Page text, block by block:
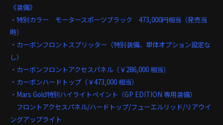
《装備》
・特別カラー モータースポーツブラック 473,000円相当（発売当
時）
・カーボンフロントスプリッター（特別装備、単体オプション設定な
し）
・カーボンフロントアクセスパネル（￥286,000 相当）
・カーボンハードトップ（￥473,000 相当）
・Mars Gold特別ハイライトペイント（GP EDITION 専用装備）
フロントアクセスパネル/ハードトップ/フューエルリッド/リアウイ
ングアップライト